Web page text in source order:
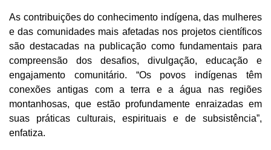
As contribuições do conhecimento indígena, das mulheres
e das comunidades mais afetadas nos projetos científicos
são destacadas na publicação como fundamentais para
compreensão dos desafios, divulgação, educação e
engajamento comunitário. “Os povos indígenas têm
conexões antigas com a terra e a água nas regiões
montanhosas, que estão profundamente enraizadas em
suas práticas culturais, espirituais e de subsistência”,
enfatiza.